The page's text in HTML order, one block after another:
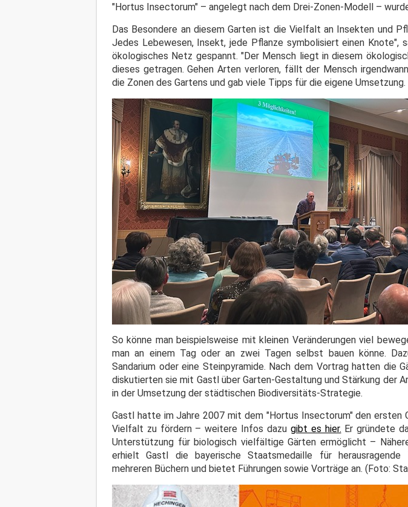
"Hortus Insectorum" – angelegt nach dem Drei-Zonen-Modell –
Das Besondere an diesem Garten ist die Vielfalt an Insekten und
Jedes Lebewesen, Insekt, jede Pflanze symbolisiert einen Knote",
ökologisches Netz gespannt. "Der Mensch liegt in diesem
dieses getragen. Gehen Arten verloren, fällt der Mensch
die Zonen des Gartens und gab viele Tipps für die eigene Umsetzung.
So könne man beispielsweise mit kleinen Veränderungen viel
man an einem Tag oder an zwei Tagen selbst bauen könne.
Sandarium oder eine Steinpyramide. Nach dem Vortrag hatten die
diskutierten sie mit Gastl über Garten-Gestaltung und Stärkung der
in der Umsetzung der städtischen Biodiversitäts-Strategie.
Gastl hatte im Jahre 2007 mit dem "Hortus Insectorum" den ersten
Vielfalt zu fördern – weitere Infos dazu gibt es hier. Er gründete
Unterstützung für biologisch vielfältige Gärten ermöglicht –
erhielt Gastl die bayerische Staatsmedaille für
mehreren Büchern und bietet Führungen sowie Vorträge an. (Foto: